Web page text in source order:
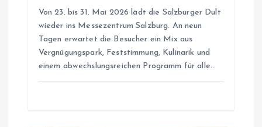
Von 23. bis 31. Mai 2026 lädt die Salzburger Dult
wieder ins Messezentrum Salzburg. An neun
Tagen erwartet die Besucher ein Mix aus
Vergnügungspark, Feststimmung, Kulinarik und
einem abwechslungsreichen Programm für alle…